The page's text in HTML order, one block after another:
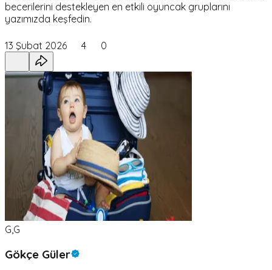
becerilerini destekleyen en etkili oyuncak gruplarını
yazımızda keşfedin.
13 Şubat 2026 4 0
G,G
Gökçe Güler